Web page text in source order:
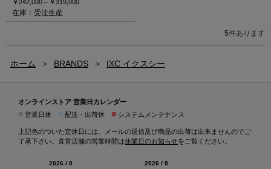
￥242,000～ ￥319,000
在庫：受注生産
5件あります
ホーム > BRANDS > IXC イクスシー
オンラインストア 営業日カレンダー
営業日休 配送・出荷休 ■ システムメンテナンス
上記色のついた定休日には、メールの返信及び商品の出荷は出来ませんのでご
了承下さい。直営店舗の営業時間は休業日のお知らせをご覧ください。
2026 / 8
2026 / 9